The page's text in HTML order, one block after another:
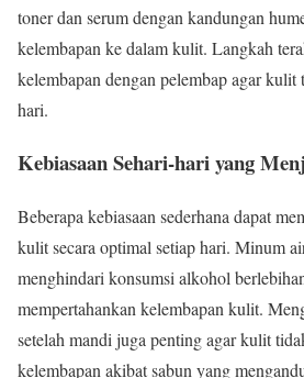
toner dan serum dengan kandungan
kelembapan ke dalam kulit. Langkah
kelembapan dengan pelembap agar kulit
hari.
Kebiasaan Sehari-hari yang
Beberapa kebiasaan sederhana dapat
kulit secara optimal setiap hari. Minum
menghindari konsumsi alkohol
mempertahankan kelembapan kulit.
setelah mandi juga penting agar kulit
kelembapan akibat sabun yang